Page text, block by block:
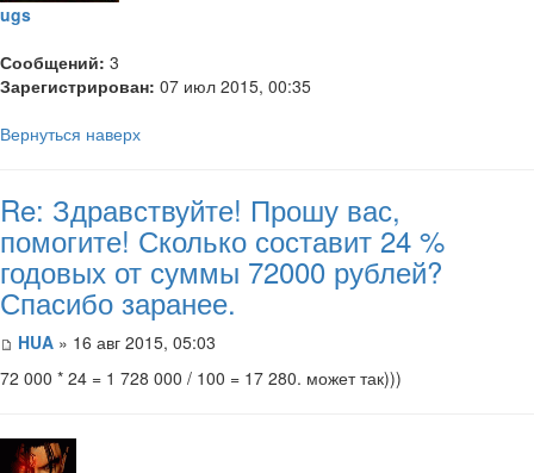
ugs
Сообщений: 3
Зарегистрирован: 07 июл 2015, 00:35
Вернуться наверх
Re: Здравствуйте! Прошу вас,
помогите! Сколько составит 24 %
годовых от суммы 72000 рублей?
Спасибо заранее.
HUA » 16 авг 2015, 05:03
72 000 * 24 = 1 728 000 / 100 = 17 280. может так)))